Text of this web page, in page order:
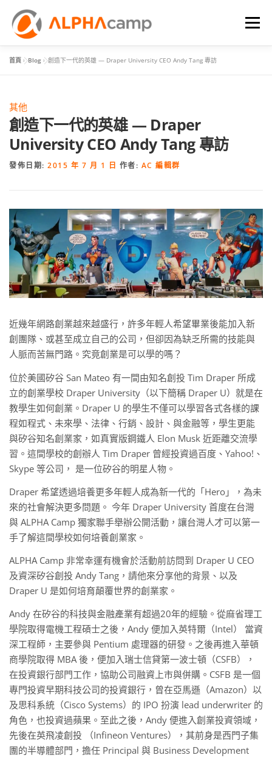
選單
FAQ
首頁 »Blog »創造下一代的英雄 — Draper University CEO Andy Tang 專訪
其他
創造下一代的英雄 — Draper
University CEO Andy Tang 專訪
發佈日期: 2015 年 7 月 1 日 作者: AC 編輯群
近幾年網路創業越來越盛行，許多年輕人希望畢業後能加入新
創團隊、或甚至成立自己的公司，但卻因為缺乏所需的技能與
人脈而苦無門路。究竟創業是可以學的嗎？
位於美國矽谷 San Mateo 有一間由知名創投 Tim Draper 所成
立的創業學校 Draper University（以下簡稱 Draper U）就是在
教學生如何創業。Draper U 的學生不僅可以學習各式各樣的課
程如程式、未來學、法律、行銷、設計、與金融等，學生更能
與矽谷知名創業家，如真實版鋼鐵人 Elon Musk 近距離交流學
習。這間學校的創辦人 Tim Draper 曾經投資過百度、Yahoo!、
Skype 等公司， 是一位矽谷的明星人物。
Draper 希望透過培養更多年輕人成為新一代的「Hero」，為未
來的社會解決更多問題。 今年 Draper University 首度在台灣
與 ALPHA Camp 獨家聯手舉辦公開活動，讓台灣人才可以第一
手了解這間學校如何培養創業家。
ALPHA Camp 非常幸運有機會於活動前訪問到 Draper U CEO
及資深矽谷創投 Andy Tang，請他來分享他的背景、以及
Draper U 是如何培育顛覆世界的創業家。
Andy 在矽谷的科技與金融產業有超過20年的經驗。從麻省理工
學院取得電機工程碩士之後，Andy 便加入英特爾（Intel） 當資
深工程師，主要參與 Pentium 處理器的研發。之後再進入華頓
商學院取得 MBA 後，便加入瑞士信貸第一波士頓（CSFB），
在投資銀行部門工作，協助公司融資上市與併購。CSFB 是一個
專門投資早期科技公司的投資銀行，曾在亞馬遜（Amazon）以
及思科系統（Cisco Systems）的 IPO 扮演 lead underwriter 的
角色，也投資過蘋果。至此之後，Andy 便進入創業投資領域，
先後在英飛凌創投 （Infineon Ventures），其前身是西門子集
團的半導體部門，擔任 Principal 與 Business Development